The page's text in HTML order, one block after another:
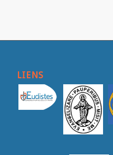
LIENS